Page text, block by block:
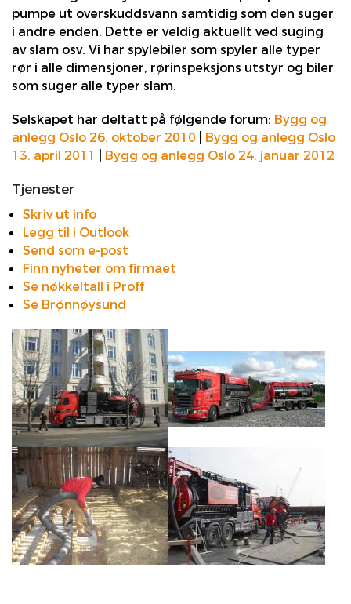
pumpe ut overskuddsvann samtidig som den suger
i andre enden. Dette er veldig aktuellt ved suging
av slam osv. Vi har spylebiler som spyler alle typer
rør i alle dimensjoner, rørinspeksjons utstyr og biler
som suger alle typer slam.
Selskapet har deltatt på følgende forum: Bygg og
anlegg Oslo 26. oktober 2010
Bygg og anlegg Oslo
13. april 2011
Bygg og anlegg Oslo 24. januar 2012
Tjenester
Skriv ut info
Legg til i Outlook
Send som e-post
Finn nyheter om firmaet
Se nøkkeltall i Proff
Se Brønnøysund